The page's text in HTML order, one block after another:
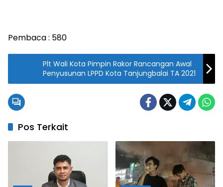
Pembaca : 580
Plt Wali Kota Pimpin Rakor Rancangan Awal
Penyusunan LPPD Kota Tanjungbalai TA 2021
Pos Terkait